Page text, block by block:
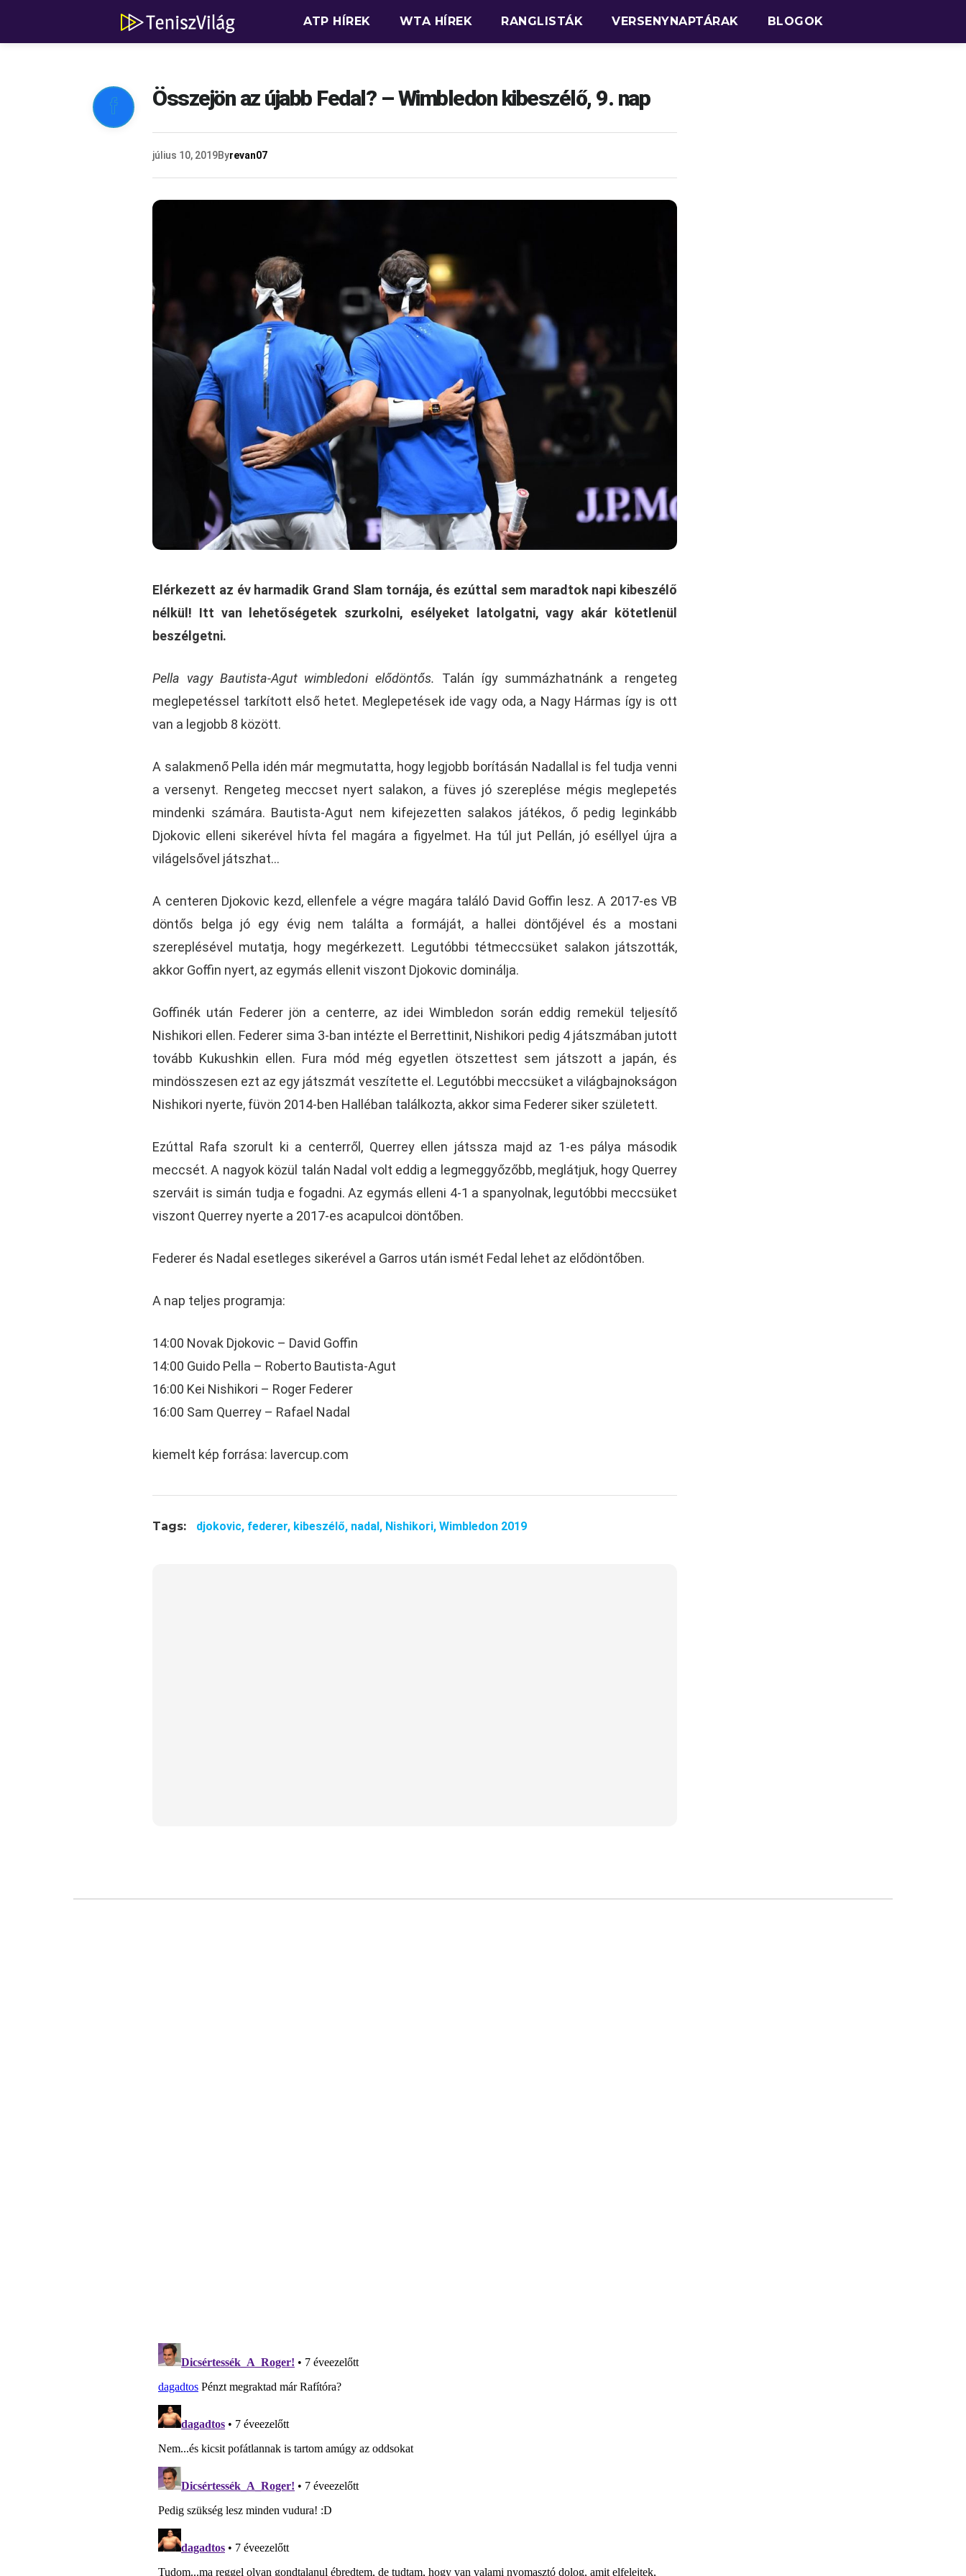
ATP HÍREK WTA HÍREK RANGLISTÁK VERSENYNAPTÁRAK BLOGOK
 Összejön az újabb Fedal? – Wimbledon kibeszélő, 9. nap
július 10, 2019Byrevan07
Elérkezett az év harmadik Grand Slam tornája, és ezúttal sem maradtok napi kibeszélő
nélkül! Itt van lehetőségetek szurkolni, esélyeket latolgatni, vagy akár kötetlenül
beszélgetni.
Pella vagy Bautista-Agut wimbledoni elődöntős. Talán így summázhatnánk a rengeteg
meglepetéssel tarkított első hetet. Meglepetések ide vagy oda, a Nagy Hármas így is ott
van a legjobb 8 között.
A salakmenő Pella idén már megmutatta, hogy legjobb borításán Nadallal is fel tudja venni
a versenyt. Rengeteg meccset nyert salakon, a füves jó szereplése mégis meglepetés
mindenki számára. Bautista-Agut nem kifejezetten salakos játékos, ő pedig leginkább
Djokovic elleni sikerével hívta fel magára a figyelmet. Ha túl jut Pellán, jó eséllyel újra a
világelsővel játszhat…
A centeren Djokovic kezd, ellenfele a végre magára találó David Goffin lesz. A 2017-es VB
döntős belga jó egy évig nem találta a formáját, a hallei döntőjével és a mostani
szereplésével mutatja, hogy megérkezett. Legutóbbi tétmeccsüket salakon játszották,
akkor Goffin nyert, az egymás ellenit viszont Djokovic dominálja.
Goffinék után Federer jön a centerre, az idei Wimbledon során eddig remekül teljesítő
Nishikori ellen. Federer sima 3-ban intézte el Berrettinit, Nishikori pedig 4 játszmában jutott
tovább Kukushkin ellen. Fura mód még egyetlen ötszettest sem játszott a japán, és
mindösszesen ezt az egy játszmát veszítette el. Legutóbbi meccsüket a világbajnokságon
Nishikori nyerte, füvön 2014-ben Halléban találkozta, akkor sima Federer siker született.
Ezúttal Rafa szorult ki a centerről, Querrey ellen játssza majd az 1-es pálya második
meccsét. A nagyok közül talán Nadal volt eddig a legmeggyőzőbb, meglátjuk, hogy Querrey
szerváit is simán tudja e fogadni. Az egymás elleni 4-1 a spanyolnak, legutóbbi meccsüket
viszont Querrey nyerte a 2017-es acapulcoi döntőben.
Federer és Nadal esetleges sikerével a Garros után ismét Fedal lehet az elődöntőben.
A nap teljes programja:
14:00 Novak Djokovic – David Goffin
14:00 Guido Pella – Roberto Bautista-Agut
16:00 Kei Nishikori – Roger Federer
16:00 Sam Querrey – Rafael Nadal
kiemelt kép forrása: lavercup.com
Tags: djokovic, federer, kibeszélő, nadal, Nishikori, Wimbledon 2019